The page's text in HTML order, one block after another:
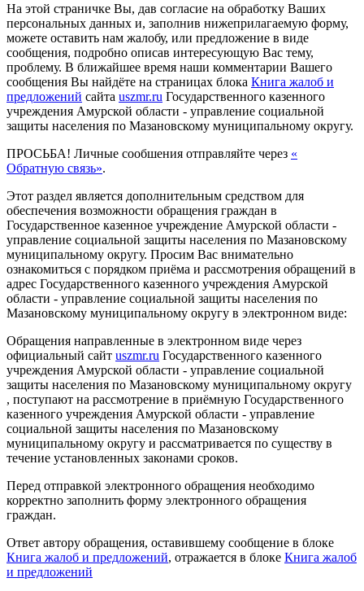
На этой страничке Вы, дав согласие на обработку Ваших
персональных данных и, заполнив нижеприлагаемую форму,
можете оставить нам жалобу, или предложение в виде
сообщения, подробно описав интересующую Вас тему,
проблему. В ближайшее время наши комментарии Вашего
сообщения Вы найдёте на страницах блока Книга жалоб и
предложений сайта uszmr.ru Государственного казенного
учреждения Амурской области - управление социальной
защиты населения по Мазановскому муниципальному округу.
ПРОСЬБА! Личные сообшения отправляйте через «
Обратную связь».
Этот раздел является дополнительным средством для
обеспечения возможности обращения граждан в
Государственное казенное учреждение Амурской области -
управление социальной защиты населения по Мазановскому
муниципальному округу. Просим Вас внимательно
ознакомиться с порядком приёма и рассмотрения обращений в
адрес Государственного казенного учреждения Амурской
области - управление социальной защиты населения по
Мазановскому муниципальному округу в электронном виде:
Обращения направленные в электронном виде через
официальный сайт uszmr.ru Государственного казенного
учреждения Амурской области - управление социальной
защиты населения по Мазановскому муниципальному округу
, поступают на рассмотрение в приёмную Государственного
казенного учреждения Амурской области - управление
социальной защиты населения по Мазановскому
муниципальному округу и рассматривается по существу в
течение установленных законами сроков.
Перед отправкой электронного обращения необходимо
корректно заполнить форму электронного обращения
граждан.
Ответ автору обращения, оставившему сообщение в блоке
Книга жалоб и предложений, отражается в блоке Книга жалоб
и предложений